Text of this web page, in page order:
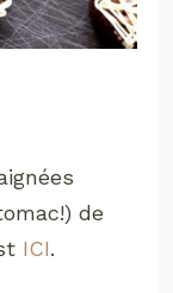
de
ICI.